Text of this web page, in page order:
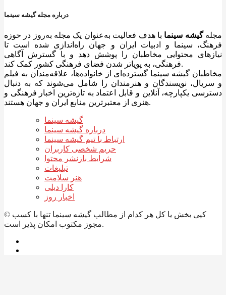
درباره مجله گیشه سینما
مجلهگیشه سینما با هدف فعالیت به‌عنوان یک مجله به‌روز در حوزه
فرهنگ، سینما و ادبیات ایران و جهان راه‌اندازی شده است تا
نیازهای محتوایی مخاطبان را پوشش دهد و با گسترش آگاهی
فرهنگی، به پویاتر شدن فضای فرهنگی کشور کمک کند.
مخاطبان گیشه سینما گسترده‌ای از خانواده‌ها، علاقه‌مندان به فیلم
و سریال، نویسندگان و هنرمندان را شامل می‌شوند که به دنبال
دسترسی یکپارچه، آنلاین و قابل اعتماد به تازه‌ترین اخبار فرهنگی و
هنری از معتبرترین منابع ایران و جهان هستند.
گیشه سینما
درباره گیشه سینما
ارتباط با تیم گیشه سینما
حریم شخصی کاربران
شرایط بازنشر محتوا
تبلیغات
هنر سلامت
کارا دیلی
اخبار روز
© کپی بخش یا کل هر کدام از مطالب گیشه سینما تنها با کسب
مجوز مکتوب امکان پذیر است.